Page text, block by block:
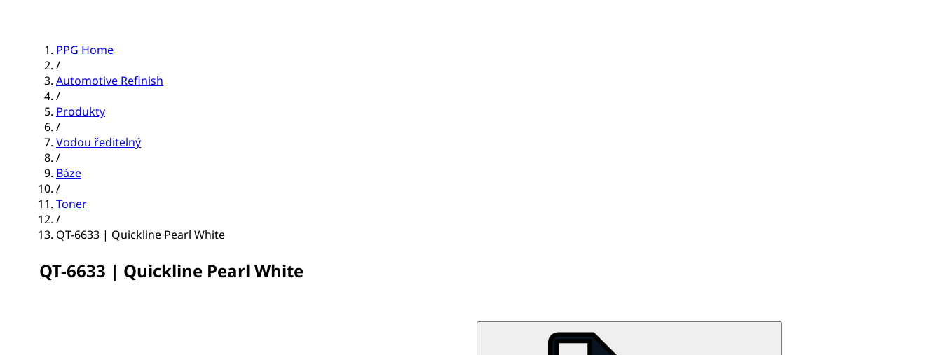
PPG Home
/
Automotive Refinish
/
Produkty
/
Vodou ředitelný
/
Báze
/
Toner
/
QT-6633 | Quickline Pearl White
QT-6633 | Quickline Pearl White